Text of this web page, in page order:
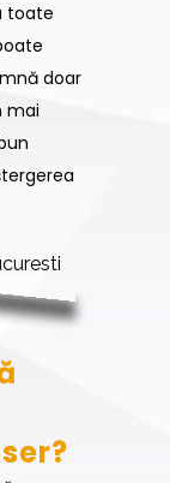
toate
doar
mai